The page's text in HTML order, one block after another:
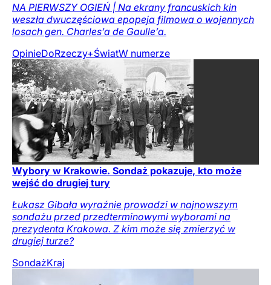
NA PIERWSZY OGIEŃ | Na ekrany francuskich kin
weszła dwuczęściowa epopeja filmowa o wojennych
losach gen. Charles’a de Gaulle’a.
OpinieDoRzeczy+ŚwiatW numerze
Wybory w Krakowie. Sondaż pokazuje, kto może
wejść do drugiej tury
Łukasz Gibała wyraźnie prowadzi w najnowszym
sondażu przed przedterminowymi wyborami na
prezydenta Krakowa. Z kim może się zmierzyć w
drugiej turze?
SondażKraj